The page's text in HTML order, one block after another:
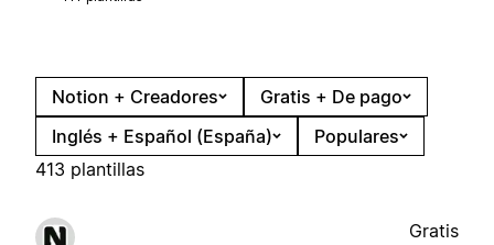
Notion + Creadores
Gratis + De pago
Inglés + Español (España)
Populares
413 plantillas
Gratis